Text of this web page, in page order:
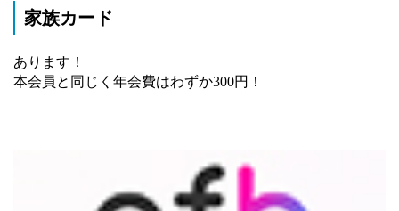
家族カード
あります！
本会員と同じく年会費はわずか300円！